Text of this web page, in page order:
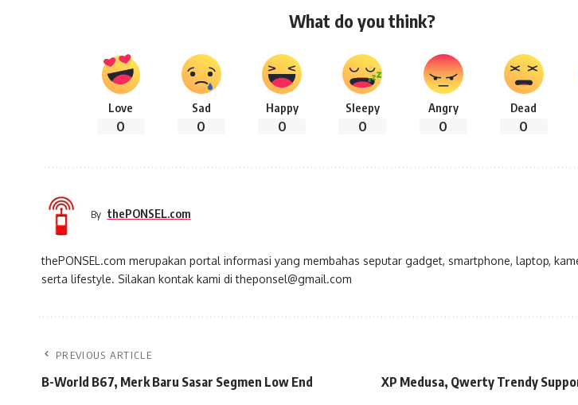
What do you think?
Love
0
Sad
0
Happy
0
Sleepy
0
Angry
0
Dead
0
By thePONSEL.com
thePONSEL.com merupakan portal informasi yang membahas seputar gadget, smartphone, laptop,
serta lifestyle. Silakan kontak kami di theponsel@gmail.com
PREVIOUS ARTICLE
B-World B67, Merk Baru Sasar Segmen Low End XP Medusa, Qwerty Trendy